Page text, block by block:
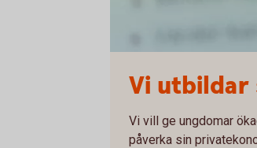
Vi utbildar
Vi vill ge ungdomar
påverka sin